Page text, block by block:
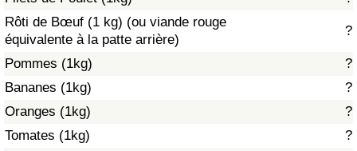
Rôti de Bœuf (1 kg) (ou viande rouge
équivalente à la patte arrière)
?
Pommes (1kg)
?
Bananes (1kg)
?
Oranges (1kg)
?
Tomates (1kg)
?
Pollution
Indice de pollution